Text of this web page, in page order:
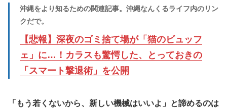
沖縄をより知るための関連記事。沖縄なんくるライフ内のリン
クだで。
【悲報】深夜のゴミ捨て場が「猫のビュッフ
ェ」に…！カラスも驚愕した、とっておきの
「スマート撃退術」を公開
​「もう若くないから、新しい機械はいいよ」と諦めるのは